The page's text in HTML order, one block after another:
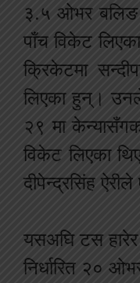
३.५ ओभर बलिङ
पाँच विकेट
क्रिकेटमा
लिएका हुन्।
२९ मा
विकेट लिएका
दीपेन्द्रसिंह
यसअघि टस
निर्धारित २०